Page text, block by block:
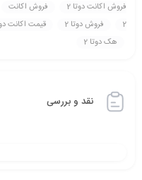
فروش اکانت دوتا 2
فروش اکانت
2
فروش دوتا 2 قيمت اکانت
هک دوتا 2
نقد و بررسی